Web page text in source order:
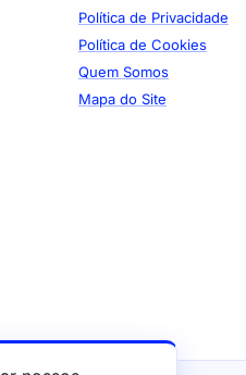
Política de Privacidade
Política de Cookies
Quem Somos
Mapa do Site